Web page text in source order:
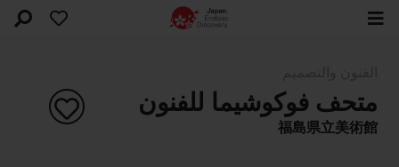
متحف فوكوشيما للفنون
福島県立美術館